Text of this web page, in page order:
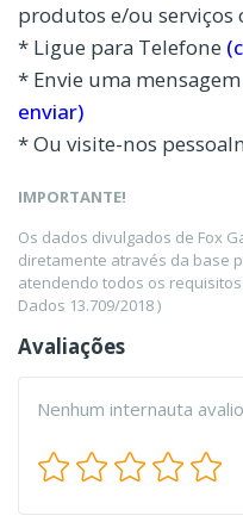
produtos e/ou serviços
* Ligue para Telefone
* Envie uma
enviar)
* Ou visite-nos
IMPORTANTE!
Os dados divulgados de Fox
diretamente através da base
atendendo todos os requisitos
Dados 13.709/2018 )
Avaliações
Nenhum internauta